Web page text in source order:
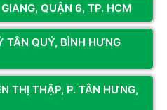
làm hỏng đi những khoảnh
của bạn. Hãy đến ngay với
chọn cho mình cấu hình
hóa hoàn hảo cho các tựa
sử dụng linh kiện máy tính
QUẬN 6, TP. HCM
QUÝ, BÌNH HƯNG
THỊ THẬP, P. TÂN HƯNG,